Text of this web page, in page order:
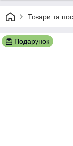
Товари та
Подарунок